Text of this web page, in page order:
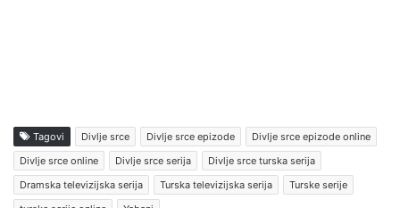
Tagovi Divlje srce Divlje srce epizode
Divlje srce epizode online
Divlje srce online
Divlje srce serija
Divlje srce turska serija
Dramska televizijska serija
Turska televizijska serija
Turske serije